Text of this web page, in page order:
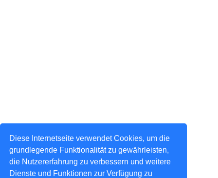
Diese Internetseite verwendet Cookies, um die
grundlegende Funktionalität zu gewährleisten,
die Nutzererfahrung zu verbessern und weitere
Dienste und Funktionen zur Verfügung zu